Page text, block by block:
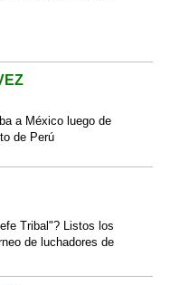
a México luego de
de Perú
Tribal"? Listos los
de luchadores de